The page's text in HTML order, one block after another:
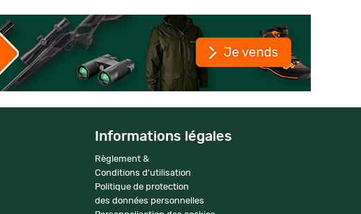
Informations légales
Règlement &
Conditions d'utilisation
Politique de protection
des données personnelles